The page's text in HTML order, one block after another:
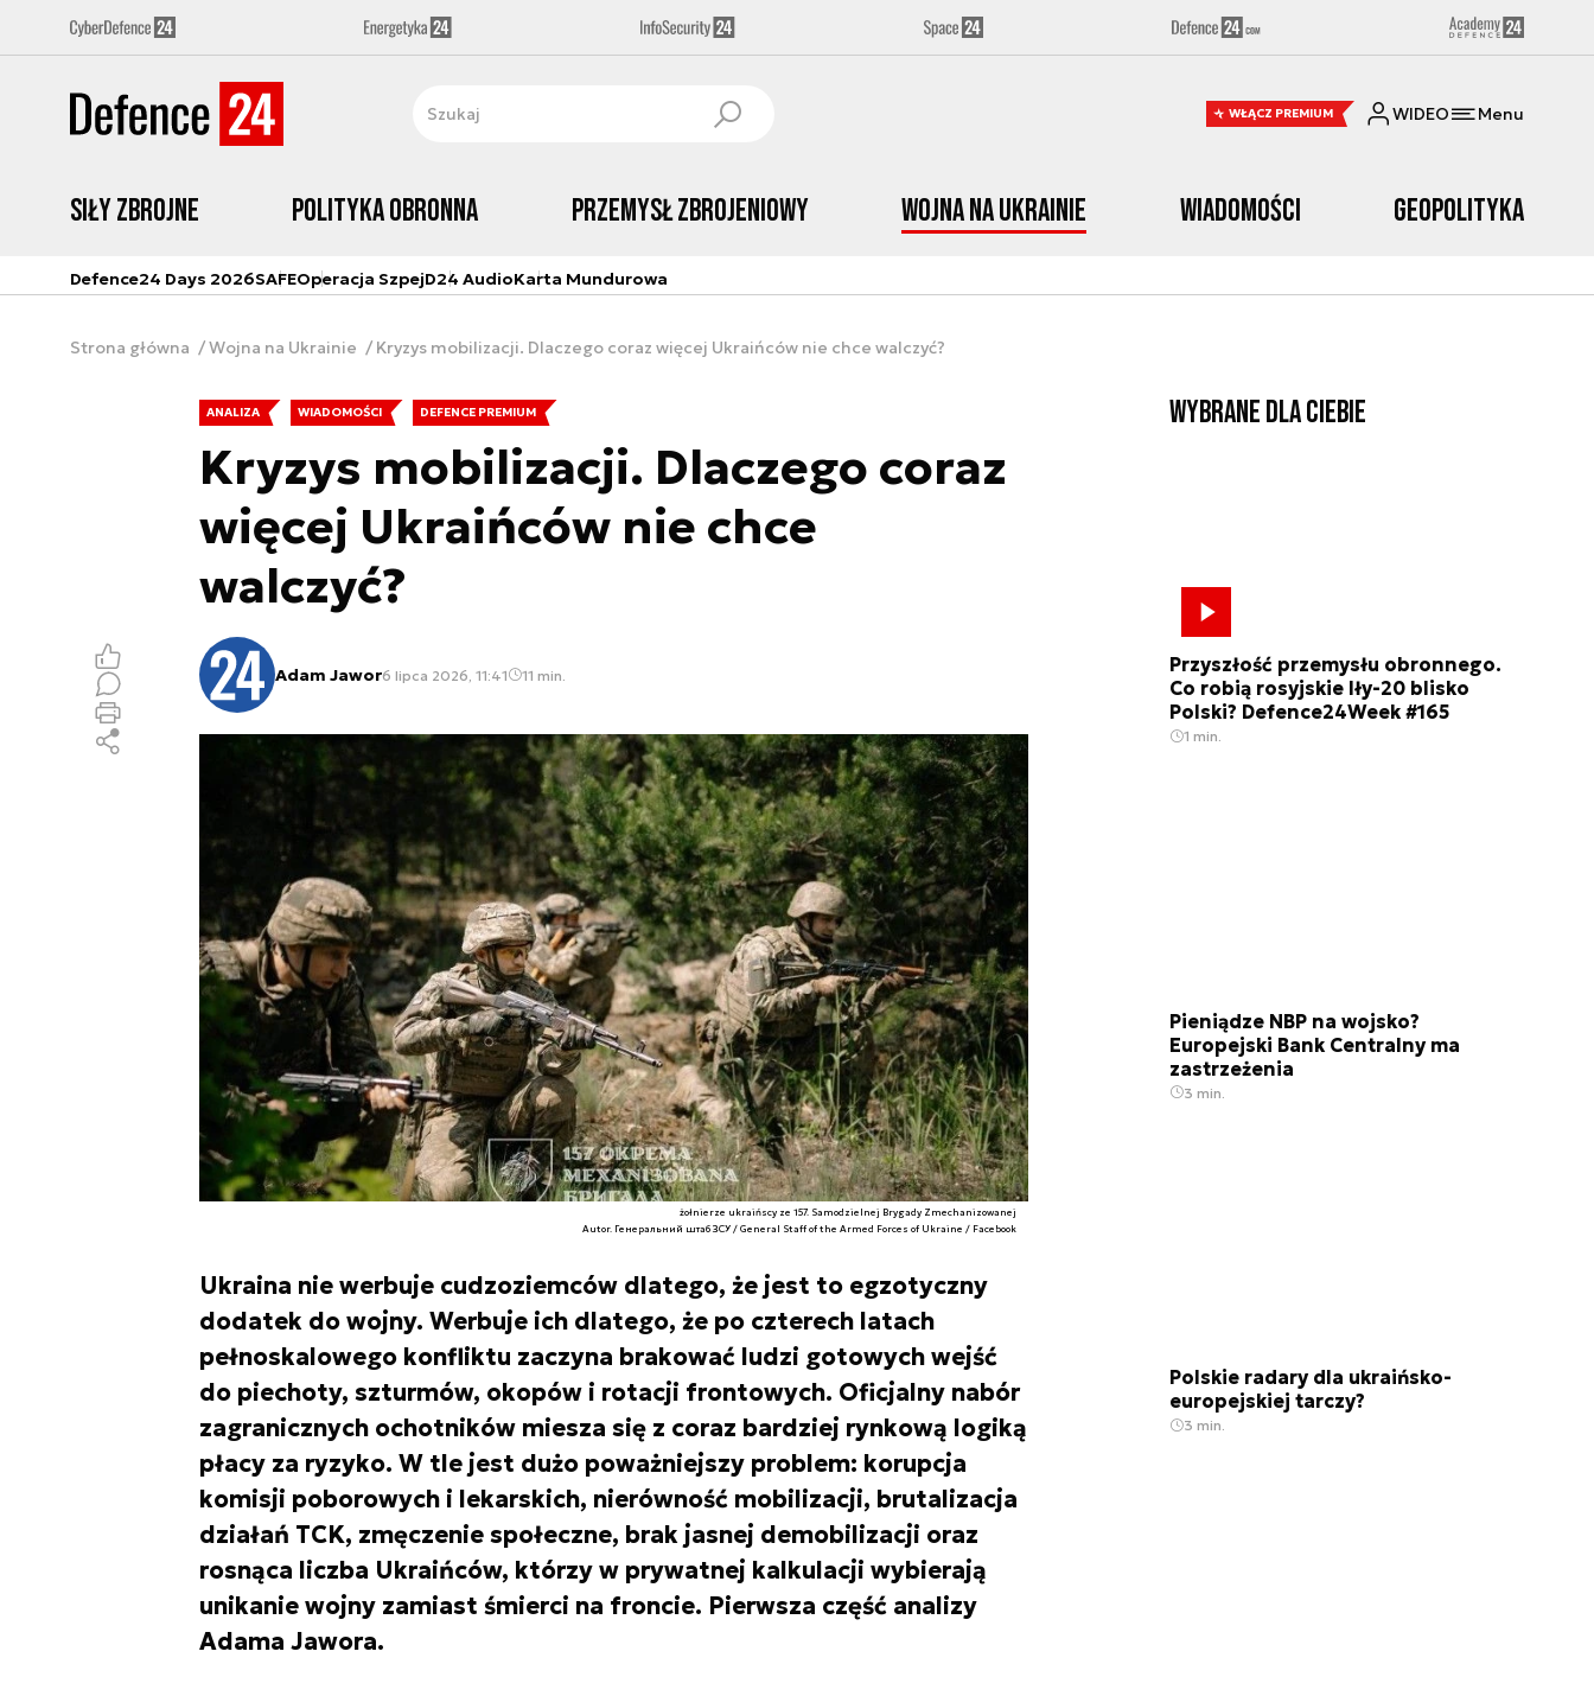
WŁĄCZ PREMIUM WIDEO Menu
Siły zbrojne Polityka obronna Przemysł Zbrojeniowy Wojna na Ukrainie Wiadomości Geopolityka
Defence24 Days 2026SAFEOperacja SzpejD24 AudioKarta Mundurowa
Strona główna Wojna na Ukrainie Kryzys mobilizacji. Dlaczego coraz więcej Ukraińców nie chce walczyć?
ANALIZA WIADOMOŚCI DEFENCE PREMIUM
Kryzys mobilizacji. Dlaczego coraz
więcej Ukraińców nie chce
walczyć?
Adam Jawor6 lipca 2026, 11:41 11 min.
żołnierze ukraińscy ze 157. Samodzielnej Brygady Zmechanizowanej
Autor. Генеральний штаб ЗСУ / General Staff of the Armed Forces of Ukraine / Facebook
Ukraina nie werbuje cudzoziemców dlatego, że jest to egzotyczny
dodatek do wojny. Werbuje ich dlatego, że po czterech latach
pełnoskalowego konfliktu zaczyna brakować ludzi gotowych wejść
do piechoty, szturmów, okopów i rotacji frontowych. Oficjalny nabór
zagranicznych ochotników miesza się z coraz bardziej rynkową logiką
płacy za ryzyko. W tle jest dużo poważniejszy problem: korupcja
komisji poborowych i lekarskich, nierówność mobilizacji, brutalizacja
działań TCK, zmęczenie społeczne, brak jasnej demobilizacji oraz
rosnąca liczba Ukraińców, którzy w prywatnej kalkulacji wybierają
unikanie wojny zamiast śmierci na froncie. Pierwsza część analizy
Adama Jawora.
Wybrane dla Ciebie
Przyszłość przemysłu obronnego.
Co robią rosyjskie Iły-20 blisko
Polski? Defence24Week #165
1 min.
Pieniądze NBP na wojsko?
Europejski Bank Centralny ma
zastrzeżenia
3 min.
Polskie radary dla ukraińsko-
europejskiej tarczy?
3 min.